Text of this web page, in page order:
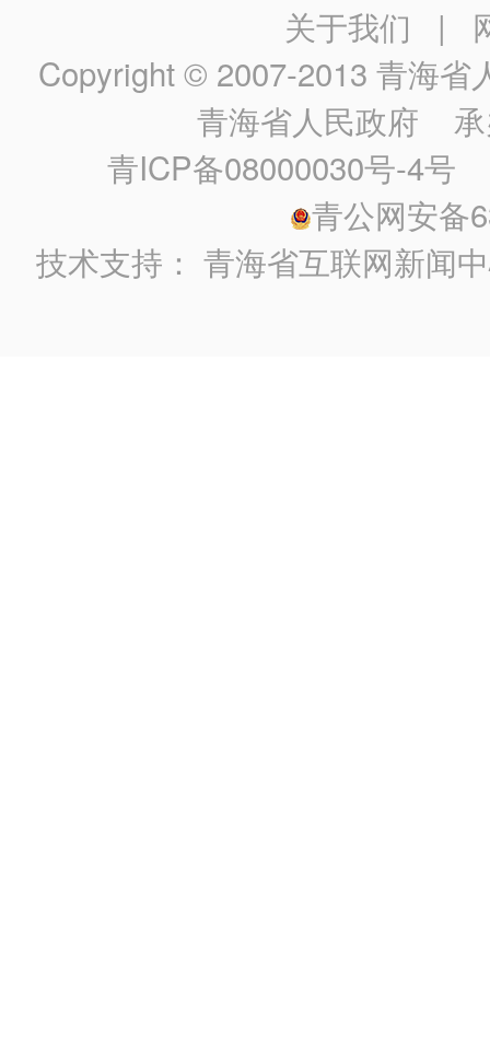
关于我们 |
Copyright © 2007-2013 青海省
青海省人民政府 承
青ICP备08000030号-4号
青公网安备
技术支持：青海省互联网新闻